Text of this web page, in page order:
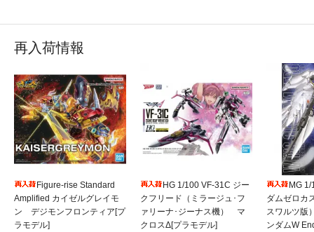
再入荷情報
Figure-rise Standard
Amplified カイゼルグレイモ
ン デジモンフロンティア[プ
ラモデル]
HG 1/100 VF-31C ジー
クフリード（ミラージュ･フ
ァリーナ･ジーナス機） マ
クロスΔ[プラモデル]
MG
ダムゼロカ
スワルツ版
ンダムW